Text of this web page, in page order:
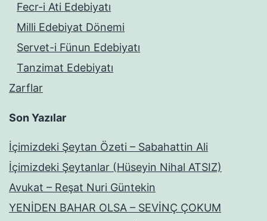
Fecr-i Ati Edebiyatı
Milli Edebiyat Dönemi
Servet-i Fünun Edebiyatı
Tanzimat Edebiyatı
Zarflar
Son Yazılar
İçimizdeki Şeytan Özeti – Sabahattin Ali
İçimizdeki Şeytanlar (Hüseyin Nihal ATSIZ)
Avukat – Reşat Nuri Güntekin
YENİDEN BAHAR OLSA – SEVİNÇ ÇOKUM